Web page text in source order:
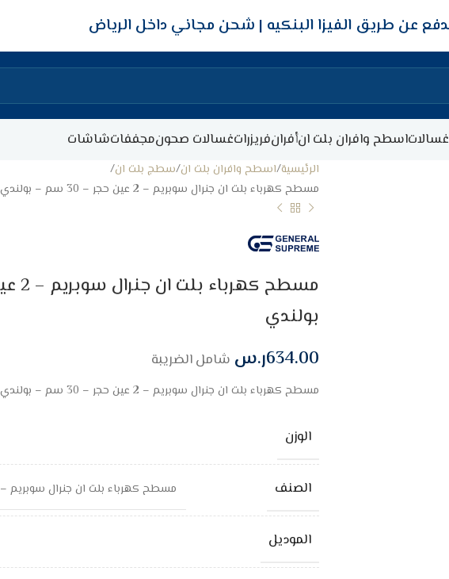
شحن مجاني داخل الرياض
غسالاتاسطح وافران بلت انأفرانفريزراتغسالات صحونمجففاتشاشات
الرئيسية اسطح وافران بلت ان سطج بلت ان
مسطح كهرباء بلت ان جنرال سوبريم – 2 عين حجر – 30 سم – بولندي
بولندي
634.00ر.س شامل الضريبة
مسطح كهرباء بلت ان جنرال سوبريم – 2 عين حجر – 30 سم – بولندي
الوزن
الصنف مسطح كهرباء بلت ان جنرال سوبريم – 2 عين حجر – 30 سم – بولندي
الموديل